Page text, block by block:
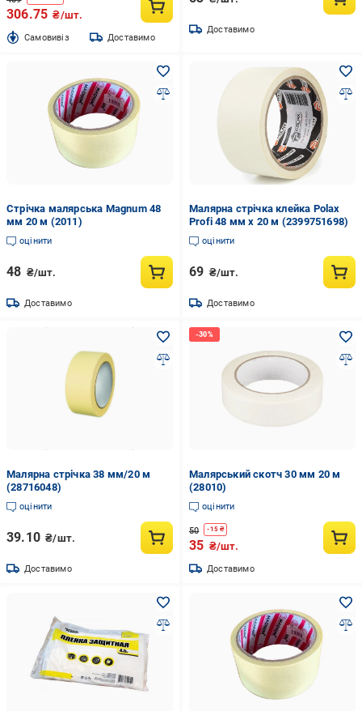
306.75 ₴/шт.
Cамовивіз Доставимо
Доставимо
Стрічка малярська Magnum 48
мм 20 м (2011)
оцінити
48 ₴/шт.
Доставимо
Малярна стрічка клейка Polax
Profi 48 мм х 20 м (2399751698)
оцінити
69 ₴/шт.
Доставимо
Малярна стрічка 38 мм/20 м
(28716048)
оцінити
39.10 ₴/шт.
Доставимо
Малярський скотч 30 мм 20 м
(28010)
оцінити
50 -15₴
35 ₴/шт.
Доставимо